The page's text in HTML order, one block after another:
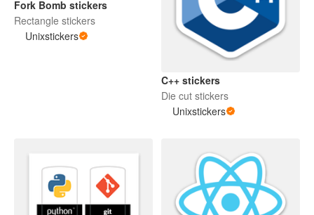
Fork Bomb stickers
Rectangle stickers
Unixstickers
C++ stickers
Die cut stickers
Unixstickers